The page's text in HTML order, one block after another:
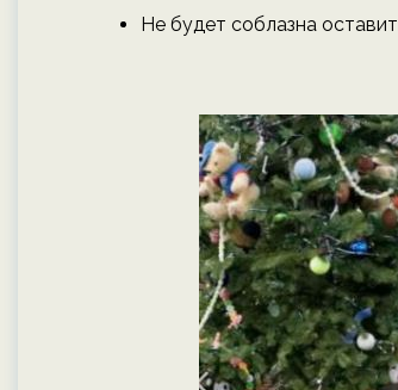
Не будет соблазна